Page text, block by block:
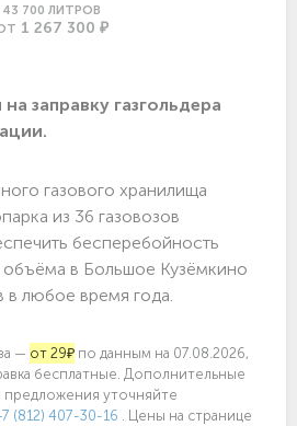
43 700 ЛИТРОВ
1 267 300 ₽
заправку газгольдера
газового хранилища
из 36 газовозов
бесперебойность
объёма в Большое Кузёмкино
в любое время года.
— от 29₽ по данным на 07.08.2026,
бесплатные. Дополнительные
предложения уточняйте
(812) 407-30-16 . Цены на странице